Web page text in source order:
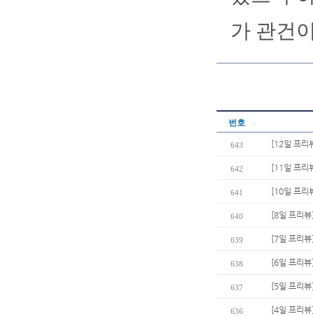
가 관건
번호
643 [12일 프리
642 [11일 프리
641 [10일 프리
640 [8일 프리
639 [7일 프리
638 [6일 프리
637 [5일 프리
636 [4일 프리